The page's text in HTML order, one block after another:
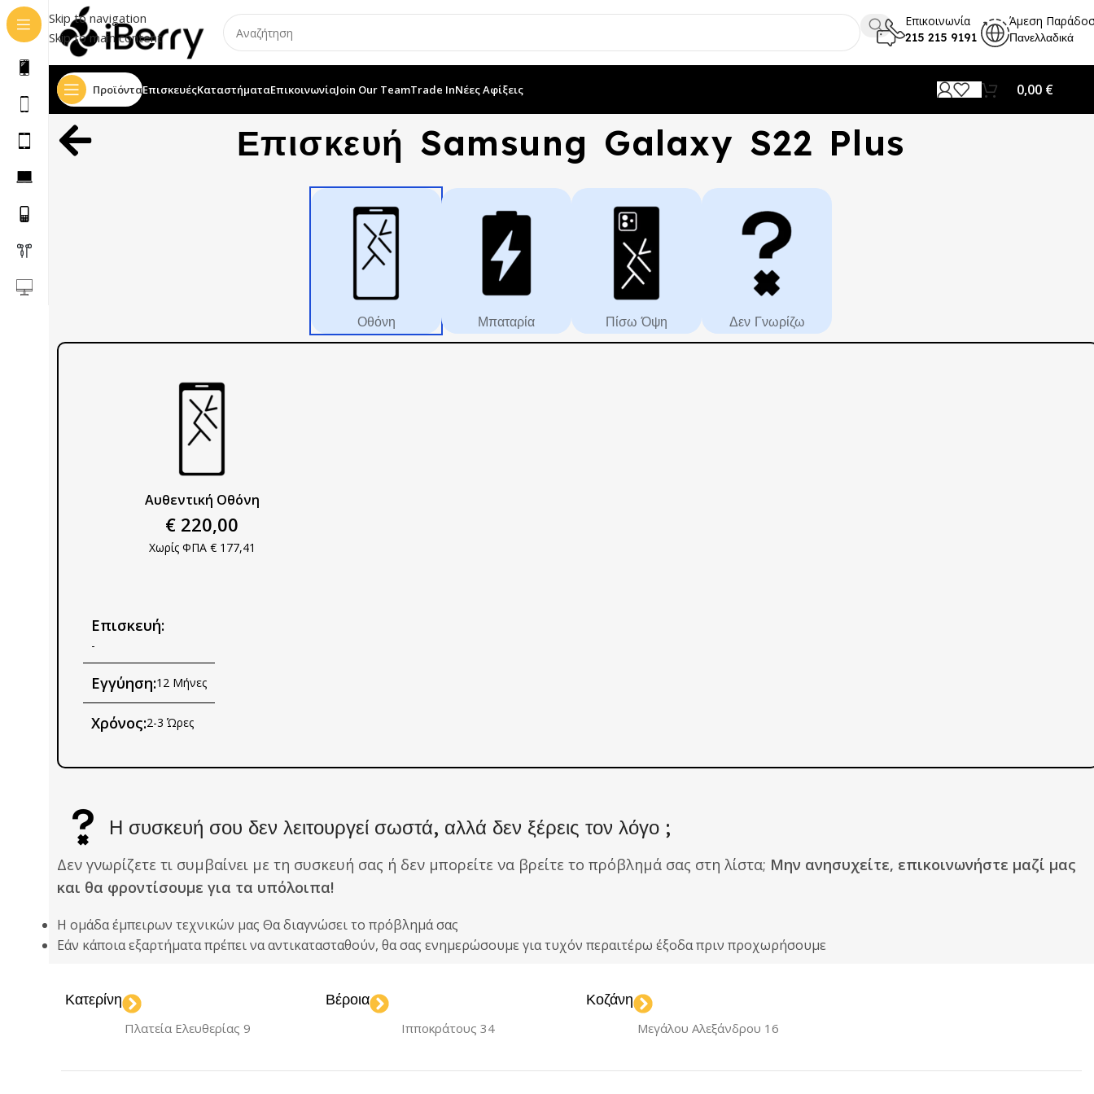
Skip to navigation
Skip to main content
Επικοινωνία
215 215 9191
Άμεση
Πανελλαδικά
ΠροϊόνταΕπισκευέςΚαταστήματαΕπικοινωνίαJoin Our TeamTrade InΝέες Αφίξεις 0,00 €
Επισκευή Samsung Galaxy S22 Plus
Οθόνη Μπαταρία Πίσω Όψη Δεν Γνωρίζω
Αυθεντική Οθόνη
€ 220,00
Χωρίς ΦΠΑ € 177,41
Επισκευή:
-
Εγγύηση:12 Μήνες
Χρόνος:2-3 Ώρες
Η συσκευή σου δεν λειτουργεί σωστά, αλλά δεν ξέρεις τον λόγο ;
Δεν γνωρίζετε τι συμβαίνει με τη συσκευή σας ή δεν μπορείτε να βρείτε το πρόβλημά σας στη λίστα; Μην ανησυχείτε, επικοινωνήστε μαζί μας
και θα φροντίσουμε για τα υπόλοιπα!
Η ομάδα έμπειρων τεχνικών μας Θα διαγνώσει το πρόβλημά σας
Εάν κάποια εξαρτήματα πρέπει να αντικατασταθούν, θα σας ενημερώσουμε για τυχόν περαιτέρω έξοδα πριν προχωρήσουμε
Κατερίνη
Πλατεία Ελευθερίας 9
Βέροια
Ιπποκράτους 34
Κοζάνη
Μεγάλου Αλεξάνδρου 16